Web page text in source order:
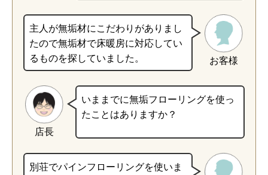
お客様
主人が無垢材にこだわりがありまし
たので無垢材で床暖房に対応してい
るものを探していました。
店長
いままでに無垢フローリングを使っ
たことはありますか？
別荘でパインフローリングを使いま